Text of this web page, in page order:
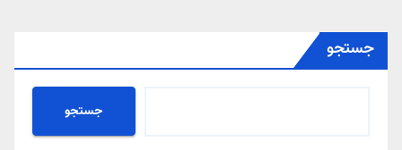
جستجو
جستجو